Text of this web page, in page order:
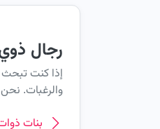
رجال ذوي
إذا كنت تبحث
والرغبات. نحن
بنات